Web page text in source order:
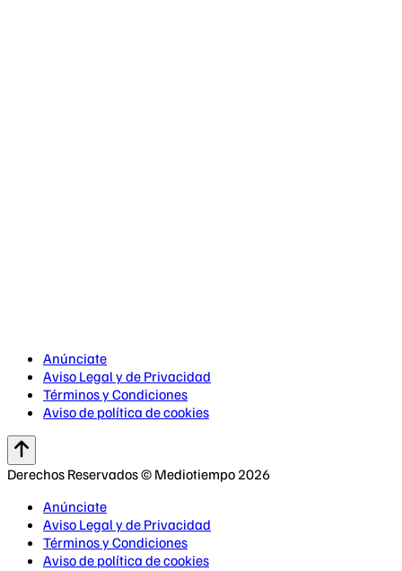
Anúnciate
Aviso Legal y de Privacidad
Términos y Condiciones
Aviso de política de cookies
Derechos Reservados © Mediotiempo 2026
Anúnciate
Aviso Legal y de Privacidad
Términos y Condiciones
Aviso de política de cookies